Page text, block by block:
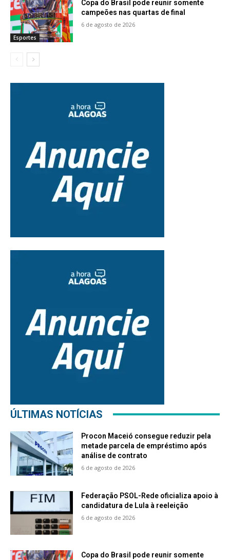
Esportes
Copa do Brasil pode reunir somente
campeões nas quartas de final
6 de agosto de 2026
ÚLTIMAS NOTÍCIAS
Procon Maceió consegue reduzir pela
metade parcela de empréstimo após
análise de contrato
6 de agosto de 2026
Federação PSOL-Rede oficializa apoio à
candidatura de Lula à reeleição
6 de agosto de 2026
Copa do Brasil pode reunir somente